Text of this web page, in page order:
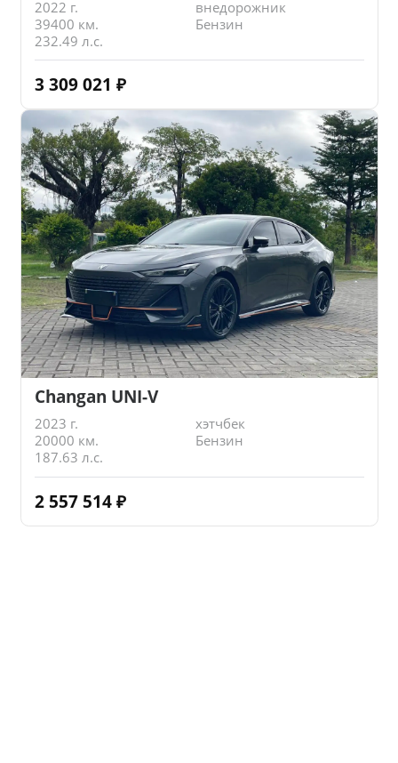
2022 г.
внедорожник
39400 км.
Бензин
232.49 л.с.
3 309 021 ₽
Changan UNI-V
2023 г.
хэтчбек
20000 км.
Бензин
187.63 л.с.
2 557 514 ₽